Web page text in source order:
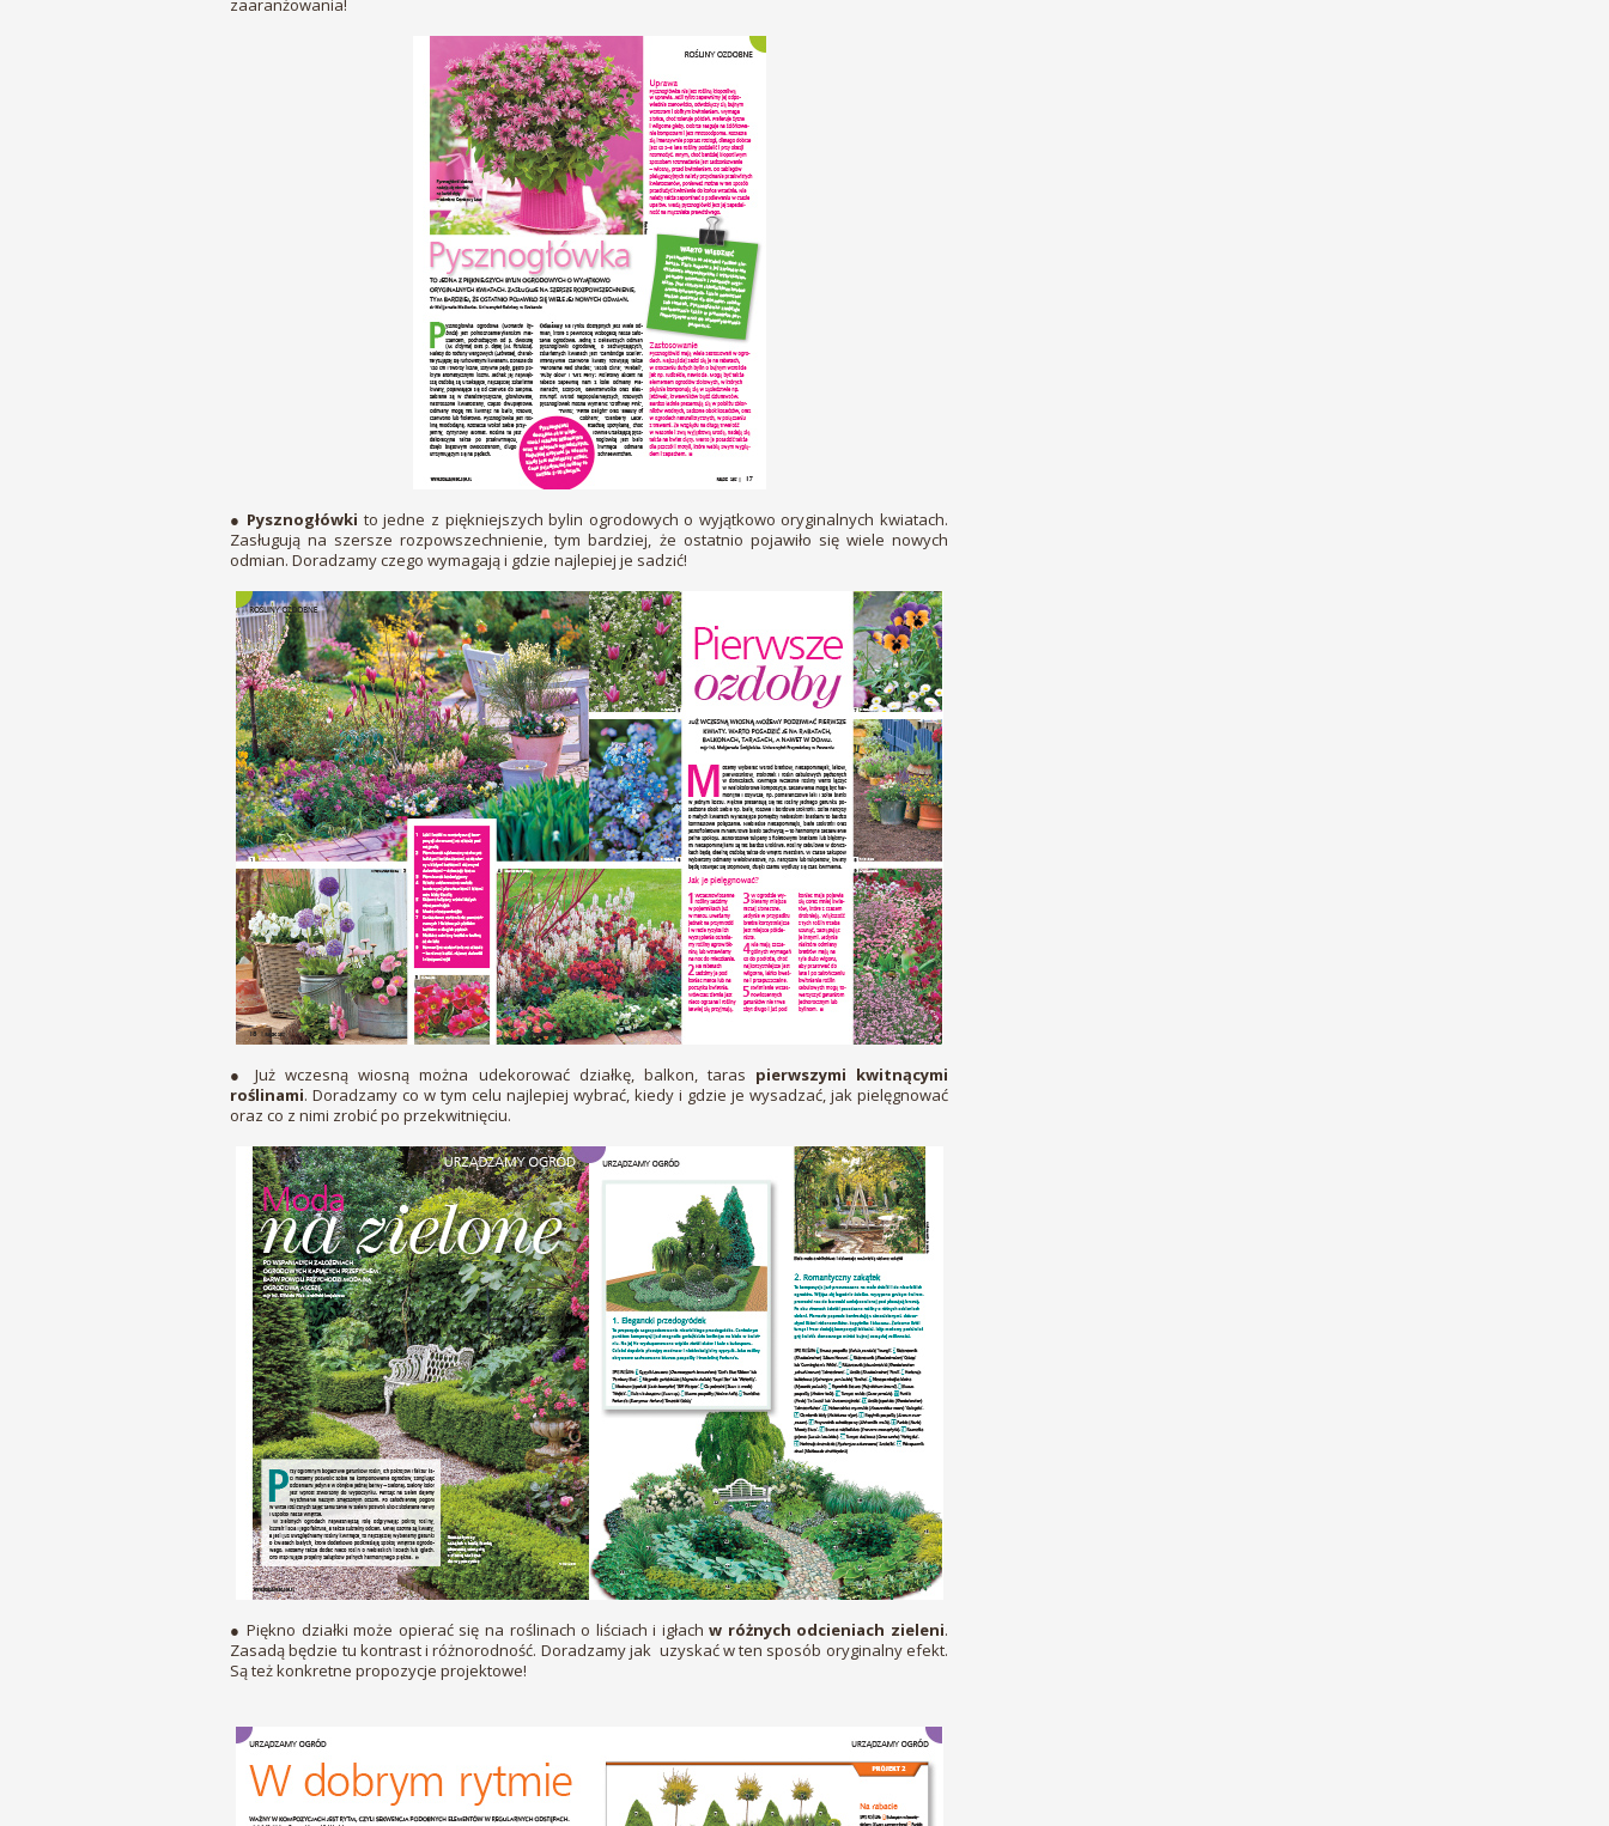
zaaranżowania!
● Pysznogłówki to jedne z piękniejszych bylin ogrodowych o wyjątkowo oryginalnych kwiatach.
Zasługują na szersze rozpowszechnienie, tym bardziej, że ostatnio pojawiło się wiele nowych
odmian. Doradzamy czego wymagają i gdzie najlepiej je sadzić!
● Już wczesną wiosną można udekorować działkę, balkon, taras pierwszymi kwitnącymi
roślinami. Doradzamy co w tym celu najlepiej wybrać, kiedy i gdzie je wysadzać, jak pielęgnować
oraz co z nimi zrobić po przekwitnięciu.
● Piękno działki może opierać się na roślinach o liściach i igłachw różnych odcieniach zieleni.
Zasadą będzie tu kontrast i różnorodność. Doradzamy jak uzyskać w ten sposób oryginalny efekt.
Są też konkretne propozycje projektowe!